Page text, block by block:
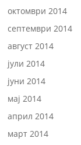
октомври 2014
септември 2014
август 2014
јули 2014
јуни 2014
мај 2014
април 2014
март 2014